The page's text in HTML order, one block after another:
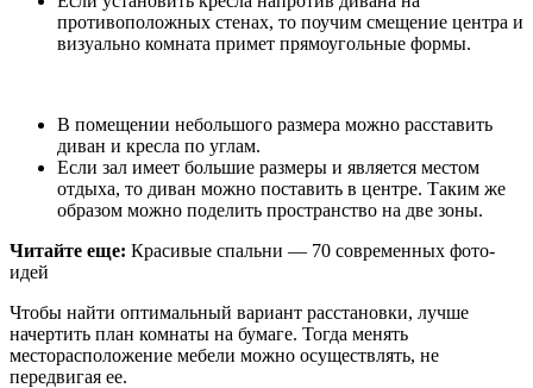
противоположных стенах, то поучим смещение центра и
визуально комната примет прямоугольные формы.
В помещении небольшого размера можно расставить
диван и кресла по углам.
Если зал имеет большие размеры и является местом
отдыха, то диван можно поставить в центре. Таким же
образом можно поделить пространство на две зоны.
Читайте еще: Красивые спальни — 70 современных фото-
идей
Чтобы найти оптимальный вариант расстановки, лучше
начертить план комнаты на бумаге. Тогда менять
месторасположение мебели можно осуществлять, не
передвигая ее.